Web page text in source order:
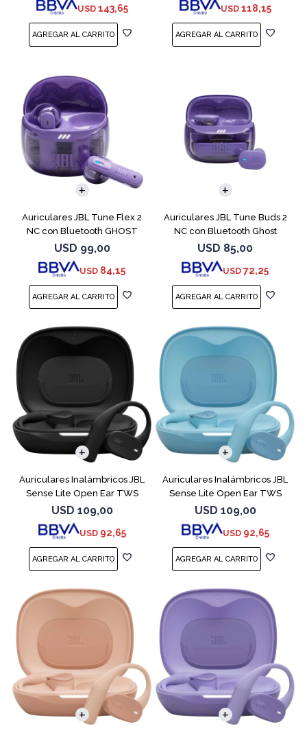
USD 143,65 USD 118,15
Auriculares JBL Tune Flex 2
NC con Bluetooth GHOST
EDITION
USD 99,00
USD 84,15
Auriculares JBL Tune Buds 2
NC con Bluetooth Ghost
USD 85,00
USD 72,25
Auriculares Inalámbricos JBL
Sense Lite Open Ear TWS
Negro
USD 109,00
USD 92,65
Auriculares Inalámbricos JBL
Sense Lite Open Ear TWS
Azul
USD 109,00
USD 92,65